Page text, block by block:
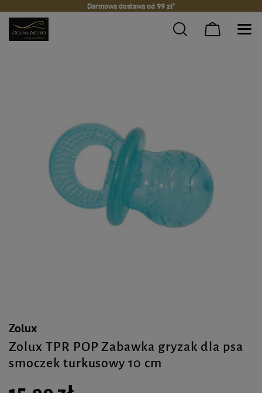
Darmowa dostawa od 99 zł*
Zolux
Zolux TPR POP Zabawka gryzak dla psa
smoczek turkusowy 10 cm